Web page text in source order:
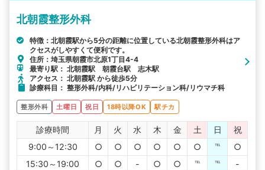
北朝霞整形外科
特徴：北朝霞駅から5分の距離に位置している北朝霞整形外科はア
クセスがしやすくて便利です。
住所：埼玉県朝霞市北原1丁目4-4
最寄り駅： 北朝霞駅 朝霞台駅 志木駅
アクセス： 北朝霞駅 から徒歩5分
診療科目： 整形外科/内科/リハビリテーション科/リウマチ科
整形外科 土曜日 祝日 18時以降OK 駅チカ
診療時間 月 火 水 木 金 土 日
祝
9:00～12:30
○ ○ ○ ○ ○ ○ ℡
○
15:30～19:00
○ ○ - ○ ○ ℡ ℡ -